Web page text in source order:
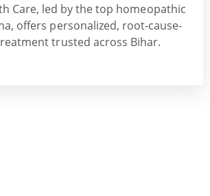
Care, led bythetop homeopathic
, offers personalized, root-cause-
trusted across Bihar.